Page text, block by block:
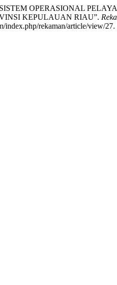
SISTEM OPERASIONAL
KEPULAUAN RIAU”.
index.php/rekaman/article/view/27.